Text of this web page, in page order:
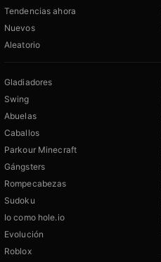
Tendencias ahora
Nuevos
Aleatorio
Gladiadores
Swing
Abuelas
Caballos
Parkour Minecraft
Gángsters
Rompecabezas
Sudoku
Io como hole.io
Evolución
Roblox